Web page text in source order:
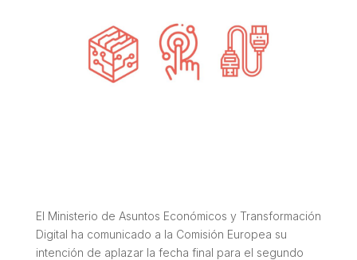
El Ministerio de Asuntos Económicos y Transformación
Digital ha comunicado a la Comisión Europea su
intención de aplazar la fecha final para el segundo